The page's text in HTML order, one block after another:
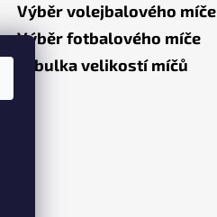
Výběr volejbalového míče
Výběr fotbalového míče
Tabulka velikostí míčů